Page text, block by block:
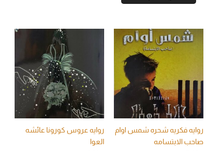
روايه فكريه شحره شمس اوام
صاحب الابتسامه
روايه عروس كورونا عائشه
العوا